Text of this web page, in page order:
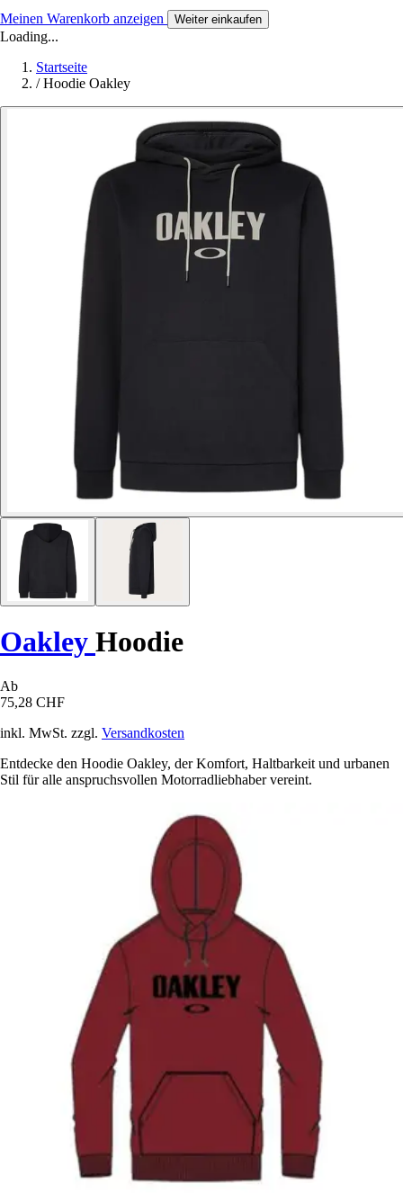
Meinen Warenkorb anzeigen Weiter einkaufen
Loading...
Startseite
/ Hoodie Oakley
Oakley Hoodie
Ab
75,28 CHF
inkl. MwSt. zzgl. Versandkosten
Entdecke den Hoodie Oakley, der Komfort, Haltbarkeit und urbanen
Stil für alle anspruchsvollen Motorradliebhaber vereint.